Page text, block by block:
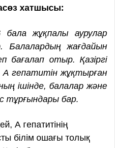
хатшысы:
жұқпалы аурулар
Балалардың жағдайын
бағалап отыр. Қазіргі
гепатитін жұқтырған
ішінде, балалар және
тұрғындары бар.
А гепатитінің
білім ошағы толық